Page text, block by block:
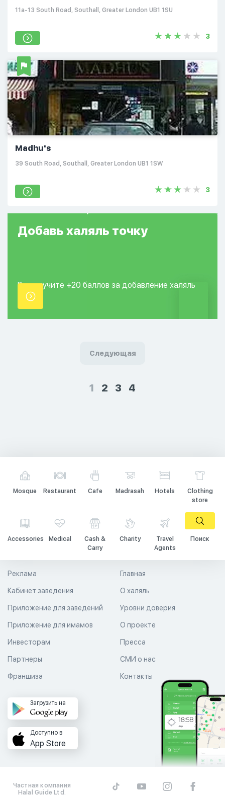
11a-13 South Road, Southall, Greater London UB1 1SU
3
Madhu's
39 South Road, Southall, Greater London UB1 1SW
3
Добавь халяль точку
Вы получите +20 баллов за добавление халяль
точки.
Следующая
1 2 3 4
Mosque Restaurant Cafe Madrasah Hotels
Clothing
store
Accessories Medical
Cash &
Carry
Charity
Travel
Agents
Поиск
Главная
О халяль
Уровни доверия
Реклама
Кабинет заведения
Приложение для заведений
Приложение для имамов О проекте
Пресса
СМИ о нас
Контакты
Инвесторам
Партнеры
Франшиза
Загрузить на
Доступно в
App Store
Частная компания
Halal Guide Ltd.